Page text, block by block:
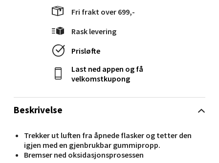
Beskrivelse
Trekker ut luften fra åpnede flasker og tetter den
igjen med en gjenbrukbar gummipropp.
Bremser ned oksidasjonsprosessen
Fri frakt over 699,-
Rask levering
Prisløfte
Last ned appen og få
velkomstkupong
Stavanger og Sandnes - Kvadrat
Gamle Stokkavei 1, 4313 Sandnes
Åpent i dag 10-21